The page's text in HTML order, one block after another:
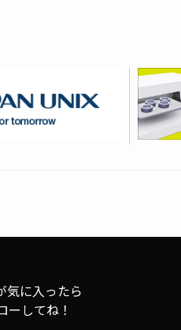
気に入ったら
ーしてね！